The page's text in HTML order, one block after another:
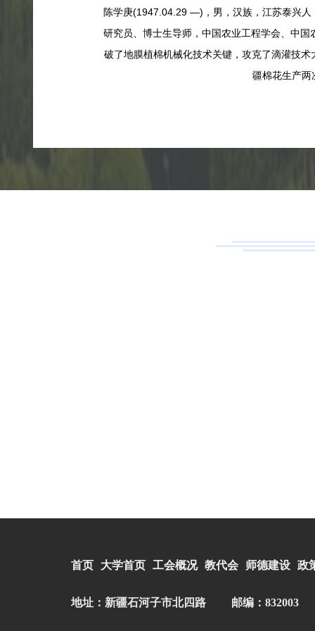
陈学庚(1947.04.29 —)，男，汉族，江苏泰兴
研究员、博士生导师，中国农业工程学会、中
破了地膜植棉机械化技术关键，攻克了滴灌技
疆棉花生产两
首页 大学首页 工会概况 教代会 师德建设 政
地址：新疆石河子市北四路 邮编：832003